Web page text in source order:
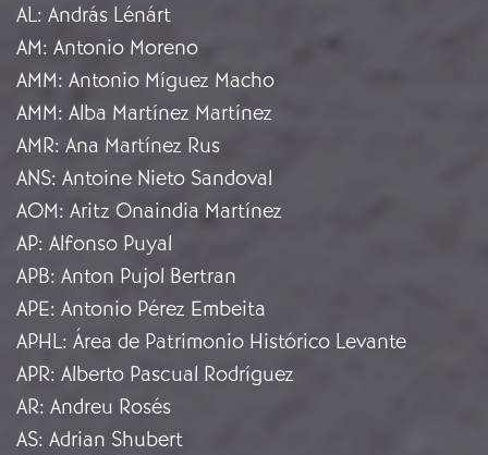
AL: András Lénárt
AM: Antonio Moreno
AMM: Antonio Míguez Macho
AMM: Alba Martínez Martínez
AMR: Ana Martínez Rus
ANS: Antoine Nieto Sandoval
AOM: Aritz Onaindia Martínez
AP: Alfonso Puyal
APB: Anton Pujol Bertran
APE: Antonio Pérez Embeita
APHL: Área de Patrimonio Histórico Levante
APR: Alberto Pascual Rodríguez
AR: Andreu Rosés
AS: Adrian Shubert